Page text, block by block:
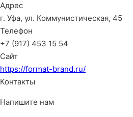
Адрес
г. Уфа, ул. Коммунистическая, 45
Телефон
+7 (917) 453 15 54
Сайт
https://format-brand.ru/
Контакты
Напишите нам